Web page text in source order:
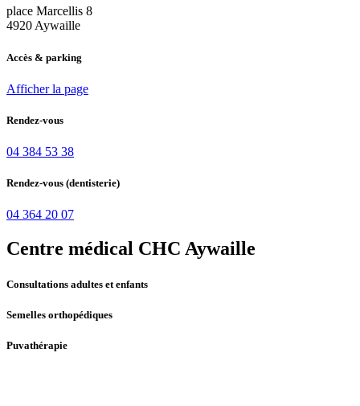
place Marcellis 8
4920 Aywaille
Accès & parking
Afficher la page
Rendez-vous
04 384 53 38
Rendez-vous (dentisterie)
04 364 20 07
Centre médical CHC Aywaille
Consultations adultes et enfants
Semelles orthopédiques
Puvathérapie